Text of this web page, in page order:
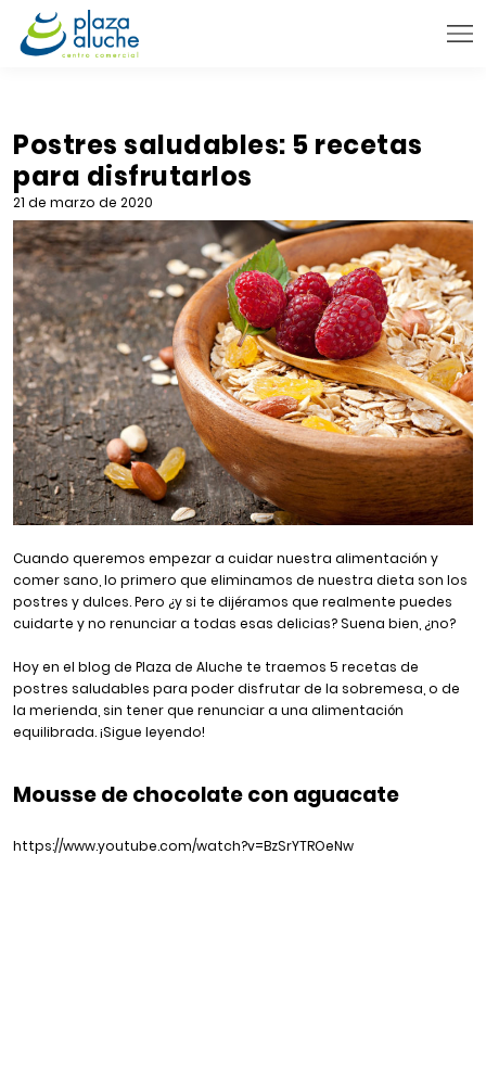
TIENDAS
VENTA TELEFÓNICA
NOVEDADES
BLOG
CONTACTO
Postres saludables: 5 recetas
para disfrutarlos
21 de marzo de 2020
Cuando queremos empezar a cuidar nuestra alimentación y
comer sano, lo primero que eliminamos de nuestra dieta son los
postres y dulces. Pero ¿y si te dijéramos que realmente puedes
cuidarte y no renunciar a todas esas delicias? Suena bien, ¿no?
Hoy en el blog de Plaza de Aluche te traemos 5 recetas de
postres saludables para poder disfrutar de la sobremesa, o de
la merienda, sin tener que renunciar a una alimentación
equilibrada. ¡Sigue leyendo!
Mousse de chocolate con aguacate
https://www.youtube.com/watch?v=BzSrYTROeNw